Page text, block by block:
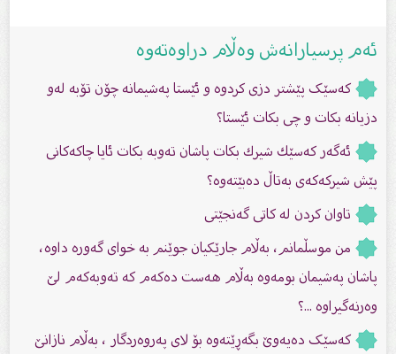
ئەم پرسیارانەش وەڵام دراوەتەوە
کەسێک پێشتر دزی کردوە و ئێستا پەشیمانە چۆن تۆبە لەو
دزیانە بکات و چی بکات ئێستا؟
ئەگەر كەسێك شیرك بكات پاشان تەوبە بكات ئایا چاكەكانى
پێش شیركەكەی بەتاڵ دەبێتەوە؟
تاوان کردن لە کاتى گەنجێتى
من موسڵمانم، بەڵام جارێکیان جوێنم به خوای گەورە داوە،
پاشان پەشیمان بومەوە بەڵام هەست دەکەم کە تەوبەکەم لێ
وەرنەگیراوە ...؟
کەسێک دەیەوێ بگەڕێتەوە بۆ لای پەروەردگار ، بەڵام نازانێ